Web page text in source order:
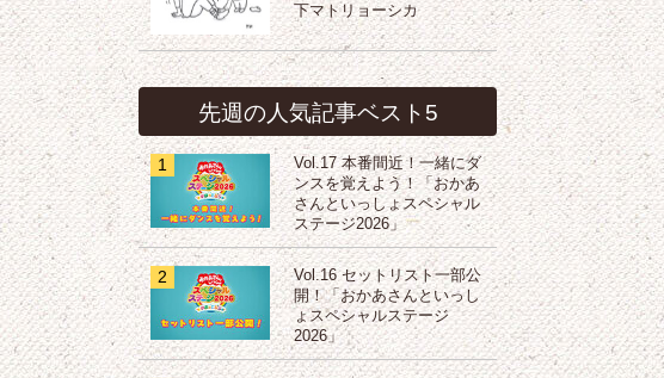
下マトリョーシカ
先週の人気記事ベスト5
1
Vol.17 本番間近！一緒にダ
ンスを覚えよう！「おかあ
さんといっしょスペシャル
ステージ2026」
2
Vol.16 セットリスト一部公
開！「おかあさんといっし
ょスペシャルステージ
2026」